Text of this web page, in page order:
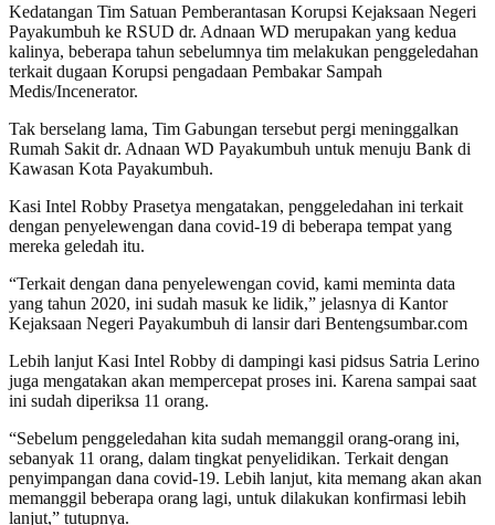
Kedatangan Tim Satuan Pemberantasan Korupsi Kejaksaan Negeri
Payakumbuh ke RSUD dr. Adnaan WD merupakan yang kedua
kalinya, beberapa tahun sebelumnya tim melakukan penggeledahan
terkait dugaan Korupsi pengadaan Pembakar Sampah
Medis/Incenerator.
Tak berselang lama, Tim Gabungan tersebut pergi meninggalkan
Rumah Sakit dr. Adnaan WD Payakumbuh untuk menuju Bank di
Kawasan Kota Payakumbuh.
Kasi Intel Robby Prasetya mengatakan, penggeledahan ini terkait
dengan penyelewengan dana covid-19 di beberapa tempat yang
mereka geledah itu.
“Terkait dengan dana penyelewengan covid, kami meminta data
yang tahun 2020, ini sudah masuk ke lidik,” jelasnya di Kantor
Kejaksaan Negeri Payakumbuh di lansir dari Bentengsumbar.com
Lebih lanjut Kasi Intel Robby di dampingi kasi pidsus Satria Lerino
juga mengatakan akan mempercepat proses ini. Karena sampai saat
ini sudah diperiksa 11 orang.
“Sebelum penggeledahan kita sudah memanggil orang-orang ini,
sebanyak 11 orang, dalam tingkat penyelidikan. Terkait dengan
penyimpangan dana covid-19. Lebih lanjut, kita memang akan akan
memanggil beberapa orang lagi, untuk dilakukan konfirmasi lebih
lanjut,” tutupnya.